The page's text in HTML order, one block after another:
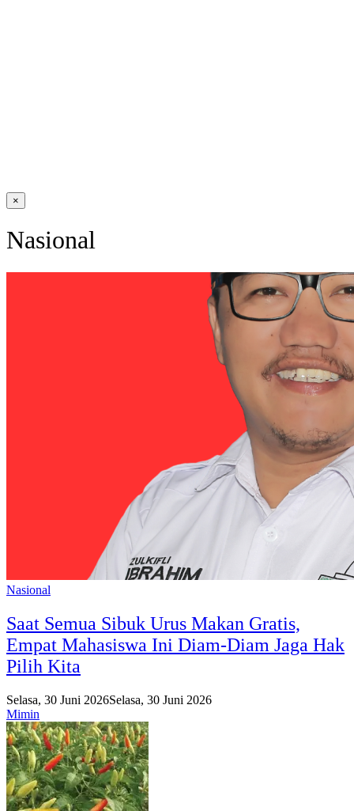
×
Nasional
Nasional
Saat Semua Sibuk Urus Makan Gratis,
Empat Mahasiswa Ini Diam-Diam Jaga Hak
Pilih Kita
Selasa, 30 Juni 2026Selasa, 30 Juni 2026
Mimin